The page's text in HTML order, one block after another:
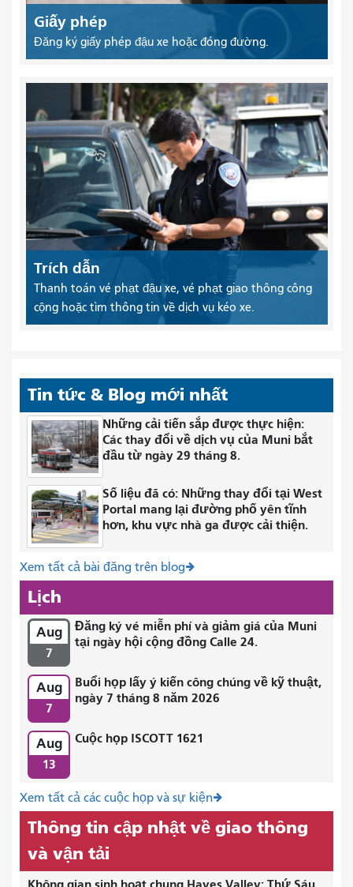
Giấy phép
Đăng ký giấy phép đậu xe hoặc đóng đường.
Trích dẫn
Thanh toán vé phạt đậu xe, vé phạt giao thông công
cộng hoặc tìm thông tin về dịch vụ kéo xe.
Tin tức & Blog mới nhất
Những cải tiến sắp được thực hiện:
Các thay đổi về dịch vụ của Muni bắt
đầu từ ngày 29 tháng 8.
Số liệu đã có: Những thay đổi tại West
Portal mang lại đường phố yên tĩnh
hơn, khu vực nhà ga được cải thiện.
Xem tất cả bài đăng trên blog
Lịch
Aug
7
Đăng ký vé miễn phí và giảm giá của Muni
tại ngày hội cộng đồng Calle 24.
Aug
7
Buổi họp lấy ý kiến ​​công chúng về kỹ thuật,
ngày 7 tháng 8 năm 2026
Aug
13
Cuộc họp ISCOTT 1621
Xem tất cả các cuộc họp và sự kiện
Thông tin cập nhật về giao thông
và vận tải